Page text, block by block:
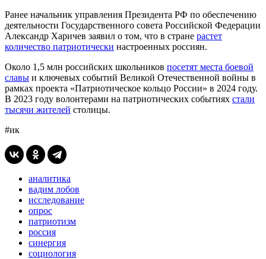
Ранее начальник управления Президента РФ по обеспечению
деятельности Государственного совета Российской Федерации
Александр Харичев заявил о том, что в стране растет
количество патриотически настроенных россиян.
Около 1,5 млн российских школьников посетят места боевой
славы и ключевых событий Великой Отечественной войны в
рамках проекта «Патриотическое кольцо России» в 2024 году.
В 2023 году волонтерами на патриотических событиях стали
тысячи жителей столицы.
#ик
аналитика
вадим лобов
исследование
опрос
патриотизм
россия
синергия
социология